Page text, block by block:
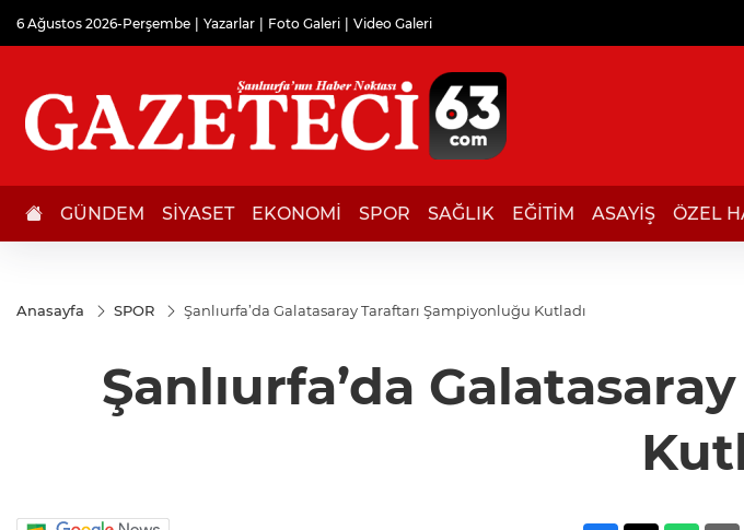
6 Ağustos 2026-Perşembe Yazarlar Foto Galeri Video Galeri
GÜNDEM SİYASET EKONOMİ SPOR SAĞLIK EĞİTİM ASAYİŞ ÖZEL
Anasayfa SPOR Şanlıurfa’da Galatasaray Taraftarı Şampiyonluğu Kutladı
Şanlıurfa’da